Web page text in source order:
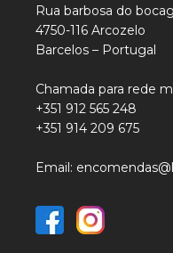
Rua barbosa do
4750-116 Arcozelo
Barcelos – Portugal
Chamada para rede
+351 912 565 248
+351 914 209 675
Email: